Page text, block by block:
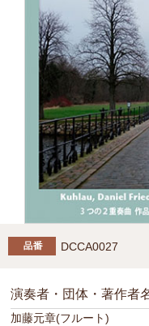
DCCA0027
演奏者・団体・著作者
加藤元章(フルート)